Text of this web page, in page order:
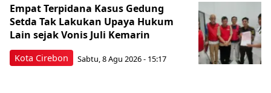
Kota Cirebon
Empat Terpidana Kasus Gedung
Setda Tak Lakukan Upaya Hukum
Lain sejak Vonis Juli Kemarin
Sabtu, 8 Agu 2026 - 15:17